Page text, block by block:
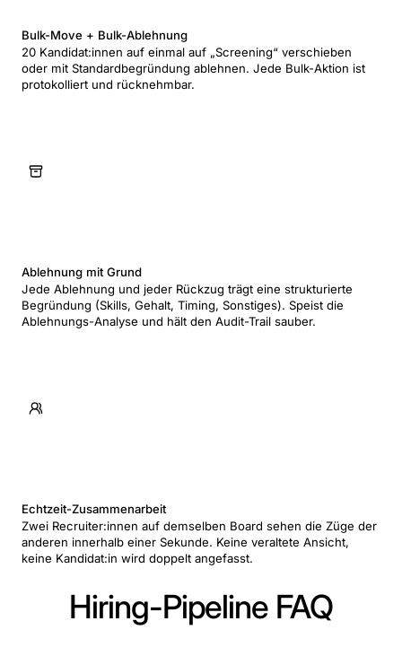
Bulk-Move + Bulk-Ablehnung
20 Kandidat:innen auf einmal auf „Screening“ verschieben
oder mit Standardbegründung ablehnen. Jede Bulk-Aktion ist
protokolliert und rücknehmbar.
Ablehnung mit Grund
Jede Ablehnung und jeder Rückzug trägt eine strukturierte
Begründung (Skills, Gehalt, Timing, Sonstiges). Speist die
Ablehnungs-Analyse und hält den Audit-Trail sauber.
Echtzeit-Zusammenarbeit
Zwei Recruiter:innen auf demselben Board sehen die Züge der
anderen innerhalb einer Sekunde. Keine veraltete Ansicht,
keine Kandidat:in wird doppelt angefasst.
Hiring-Pipeline FAQ